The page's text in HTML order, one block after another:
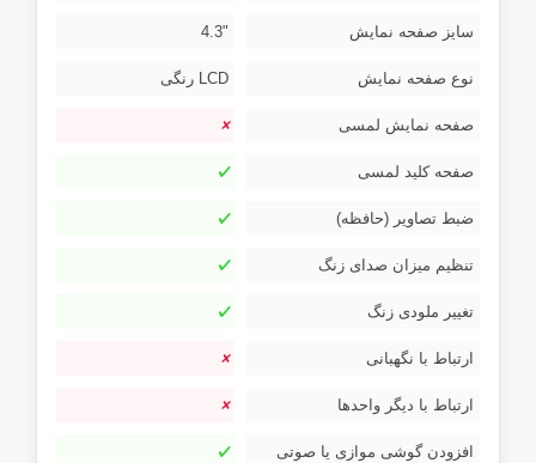
سایز صفحه نمایش "4.3
نوع صفحه نمایش LCD رنگی
صفحه نمایش لمسی
صفحه کلید لمسی
ضبط تصاویر (حافظه)
تنظیم میزان صدای زنگ
تغییر ملودی زنگ
ارتباط با نگهبانی
ارتباط با دیگر واحدها
افزودن گوشی موازی یا صوتی